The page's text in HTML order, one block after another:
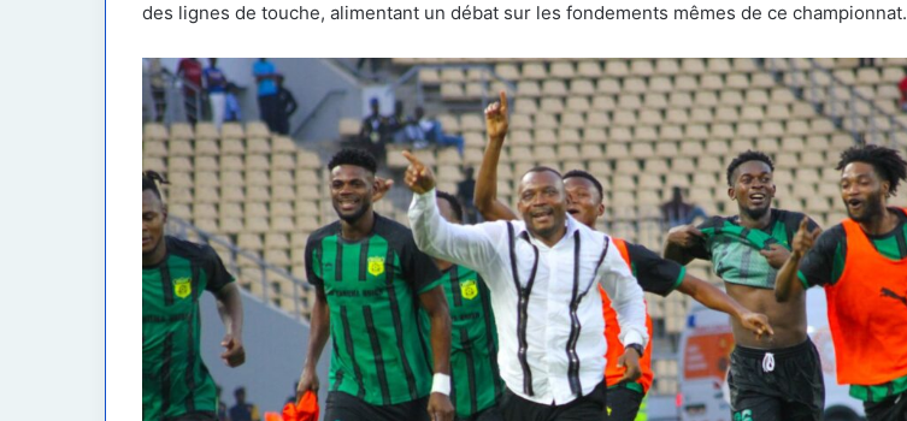
des lignes de touche, alimentant un débat sur les fondements mêmes de ce championnat.